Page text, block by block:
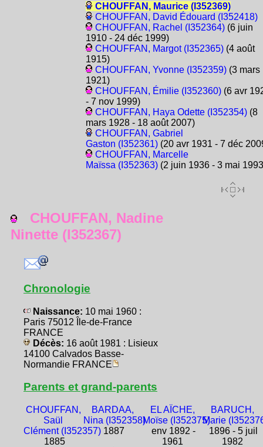
CHOUFFAN, Maurice (I352369)
CHOUFFAN, David Édouard (I352418)
CHOUFFAN, Rachel (I352364)(6 juin
1910 - 24 déc 1999)
CHOUFFAN, Margot (I352365)(4 août
1915)
CHOUFFAN, Yvonne (I352359)(3 mars
1921)
CHOUFFAN, Émilie (I352360)(6 avr
- 7 nov 1999)
CHOUFFAN, Haya Odette (I352354)(8
mars 1928 - 18 août 2007)
CHOUFFAN, Gabriel
Gaston (I352361)(20 avr 1931 - 7 déc
CHOUFFAN, Marcelle
Maïssa (I352363)(2 juin 1936 - 3 mai
CHOUFFAN, Nadine
Ninette (I352367)
Chronologie
Naissance: 10 mai 1960 :
Paris 75012 Île-de-France
FRANCE
Décès: 16 août 1981 : Lisieux
14100 Calvados Basse-
Normandie FRANCE
Parents et grand-parents
CHOUFFAN,
Saül
Clément (I352357)
1885
BARDAA,
Nina (I352358)
1887
EL AÏCHE,
Moïse (I352375)
env 1892 -
1961
BARUCH,
Marie
1896 - 5 juil
1982